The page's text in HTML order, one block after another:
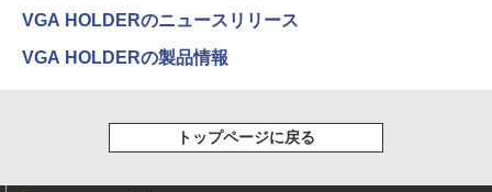
￥250
￥1,117
by Amazon 炭酸水 ラベルレス 500ml ×24本
強炭酸水 ペットボトル 500ミリリットル (Sm
art Basic)
￥594
VGA HOLDERのニュースリリース
VGA HOLDERの製品情報
トップページに戻る